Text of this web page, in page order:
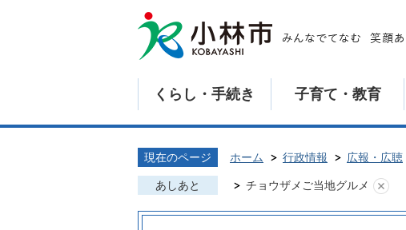
くらし・手続き 子育て・教育
現在のページ ホーム 行政情報 広報・広聴
あしあと チョウザメご当地グルメ